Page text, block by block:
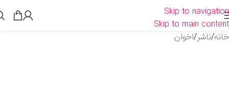
Skip to navigation
Skip to main content
خانه/ناشر/اخوان